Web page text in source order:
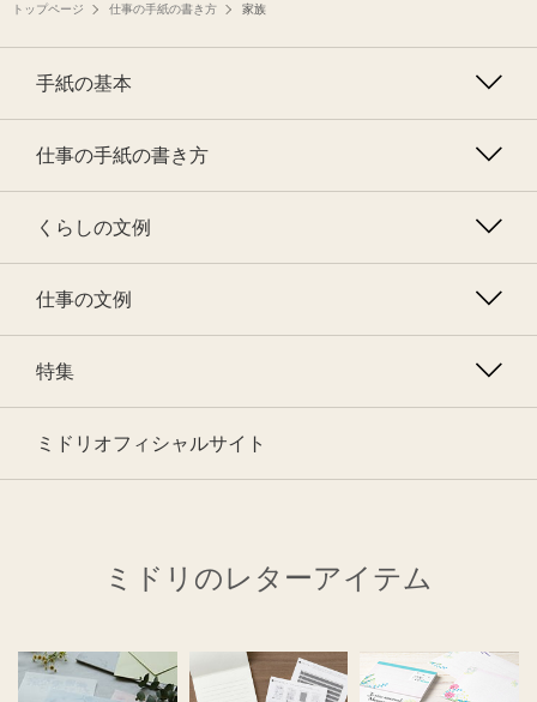
トップページ 仕事の手紙の書き方 家族
手紙の基本
仕事の手紙の書き方
くらしの文例
仕事の文例
特集
ミドリオフィシャルサイト
ミドリのレターアイテム